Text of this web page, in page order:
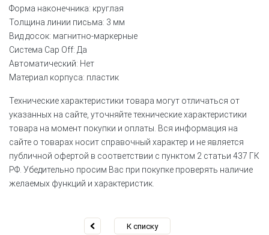
Форма наконечника: круглая
Толщина линии письма: 3 мм
Вид досок: магнитно-маркерные
Система Cap Off: Да
Автоматический: Нет
Материал корпуса: пластик
Технические характеристики товара могут отличаться от
указанных на сайте, уточняйте технические характеристики
товара на момент покупки и оплаты. Вся информация на
сайте о товарах носит справочный характер и не является
публичной офертой в соответствии с пунктом 2 статьи 437 ГК
РФ. Убедительно просим Вас при покупке проверять наличие
желаемых функций и характеристик.
К списку